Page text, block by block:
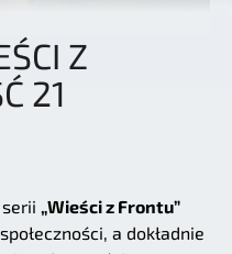
Z
21
„Wieści z Frontu”
a dokładnie